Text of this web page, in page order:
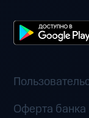
Оферта банка